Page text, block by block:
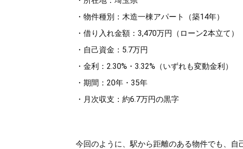
・物件種別：木造一棟アパート（築14年）
・借り入れ金額：3,470万円（ローン2本立て）
・自己資金：5.7万円
・金利：2.30%・3.32%（いずれも変動金利）
・期間：20年・35年
・月次収支：約6.7万円の黒字
今回のように、駅から距離のある物件でも、